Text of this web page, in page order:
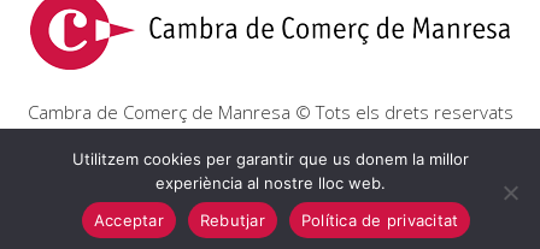
Cambra de Comerç de Manresa © Tots els drets reservats
Avís Legal Política de privacitat Política de cookies
Utilitzem cookies per garantir que us donem la millor
experiència al nostre lloc web.
Acceptar
Rebutjar Política de privacitat